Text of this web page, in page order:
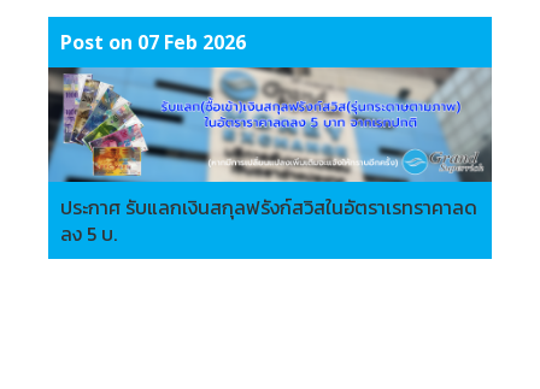
Post on 07 Feb 2026
ประกาศ รับแลกเงินสกุลฟรังก์สวิสในอัตราเรทราคาลด
ลง 5 บ.